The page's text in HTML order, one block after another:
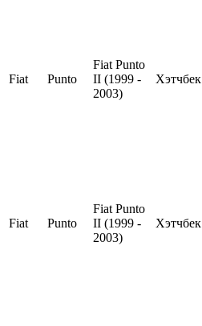
Fiat Punto
Fiat Punto
II (1999 -
2003)
Хэтчбек
Fiat Punto
Fiat Punto
II (1999 -
2003)
Хэтчбек